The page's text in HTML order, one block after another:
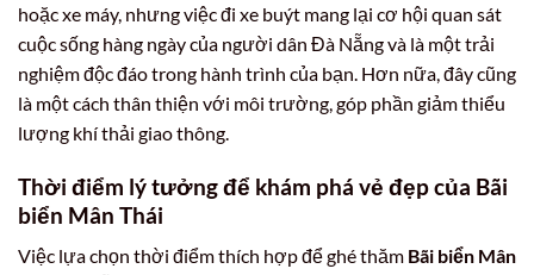
hoặc xe máy, nhưng việc đi xe buýt mang lại cơ hội quan sát
cuộc sống hàng ngày của người dân Đà Nẵng và là một trải
nghiệm độc đáo trong hành trình của bạn. Hơn nữa, đây cũng
là một cách thân thiện với môi trường, góp phần giảm thiểu
lượng khí thải giao thông.
Thời điểm lý tưởng để khám phá vẻ đẹp của Bãi
biển Mân Thái
Việc lựa chọn thời điểm thích hợp để ghé thăm Bãi biển Mân